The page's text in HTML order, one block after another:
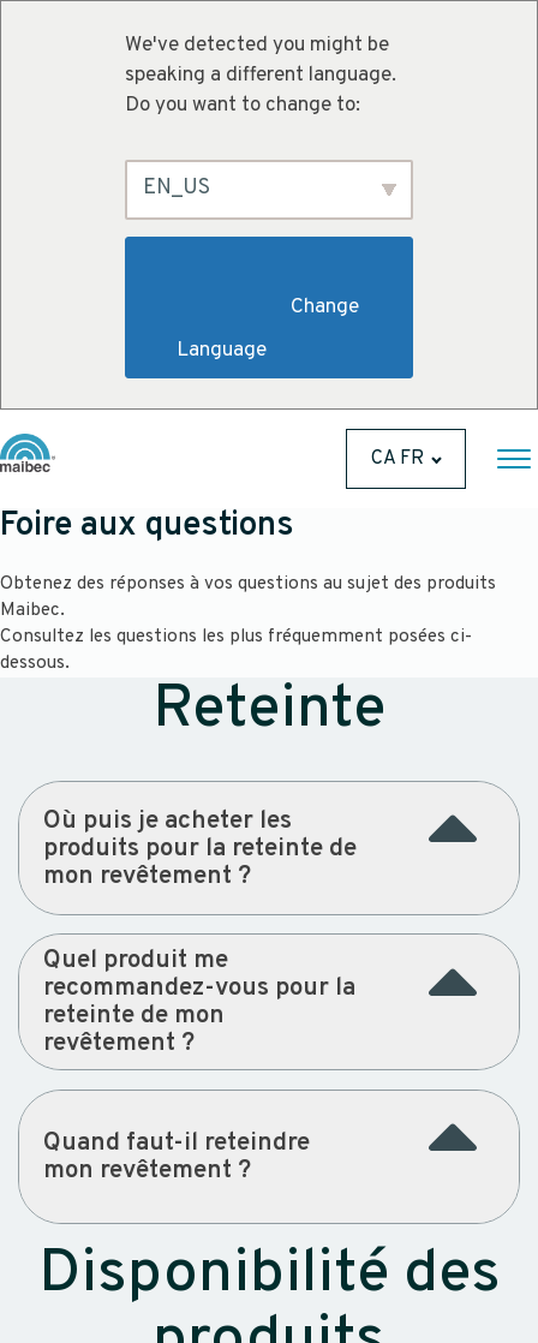
We've detected you might be
speaking a different language.
Do you want to change to:
EN_US
Language
CA FR
Foire aux questions
Obtenez des réponses à vos questions au sujet des produits
Maibec.
Consultez les questions les plus fréquemment posées ci-
dessous.
Reteinte
Où puis je acheter les
produits pour la reteinte de
mon revêtement ?
Quel produit me
recommandez-vous pour la
reteinte de mon
revêtement ?
Quand faut-il reteindre
mon revêtement ?
Disponibilité des